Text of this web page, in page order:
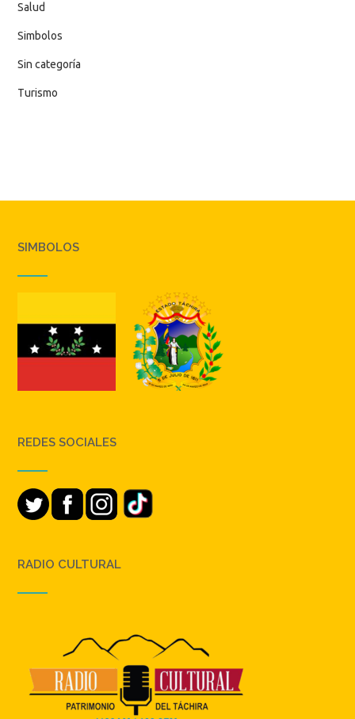
Salud
Simbolos
Sin categoría
Turismo
SIMBOLOS
REDES SOCIALES
RADIO CULTURAL